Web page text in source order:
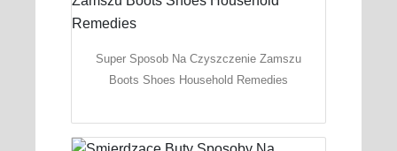
Super Sposob Na Czyszczenie Zamszu
Boots Shoes Household Remedies